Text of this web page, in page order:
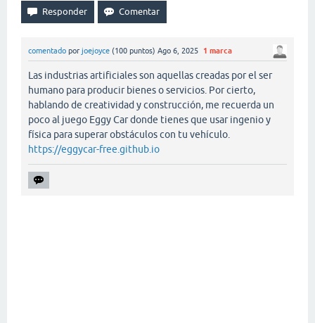
comentado por joejoyce (100 puntos) Ago 6, 2025 1 marca
Las industrias artificiales son aquellas creadas por el ser
humano para producir bienes o servicios. Por cierto,
hablando de creatividad y construcción, me recuerda un
poco al juego Eggy Car donde tienes que usar ingenio y
física para superar obstáculos con tu vehículo.
https://eggycar-free.github.io